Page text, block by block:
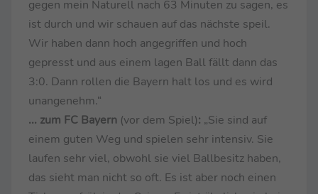
gegen mein Naturell nach 63 Minuten zu sagen, es
ist durch und wir schauen auf das nächste speil.
Wir haben dann hoch angegriffen und hoch
gepresst und aus einem lagen Ball fällt dann das
3:0. Dann rollen die Bayern halt los und es wird
unangenehm.“
... zum FC Bayern (vor dem Spiel): „Sie sind auf
einem guten Weg und spielen sehr intensiv. Sie
laufen sehr viel, obwohl sie viel Ballbesitz haben,
das sieht man nicht so oft. Es ist aber noch einen